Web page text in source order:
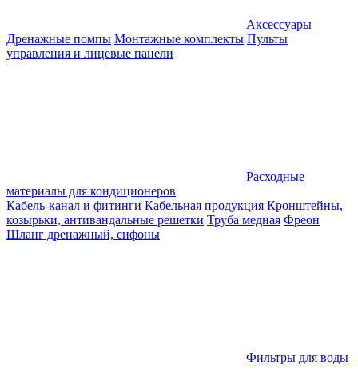
Аксессуары
Дренажные помпы Монтажные комплекты Пульты
управления и лицевые панели
Расходные
материалы для кондиционеров
Кабель-канал и фитинги Кабельная продукция Кронштейны,
козырьки, антивандальные решетки Труба медная Фреон
Шланг дренажный, сифоны
Фильтры для воды